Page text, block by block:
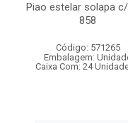
Piao estelar solapa
858
Código: 571265
Embalagem:
Caixa Com: 24